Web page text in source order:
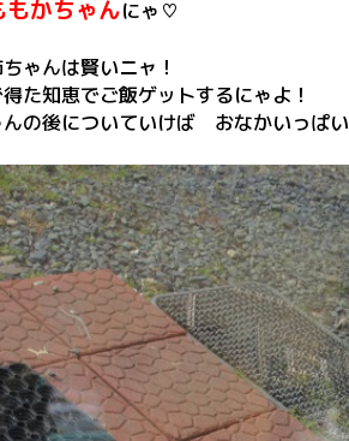
もかちゃんにゃ♡
ゃんは賢いニャ！
た知恵でご飯ゲットするにゃよ！
んの後についていけば おなかいっぱ